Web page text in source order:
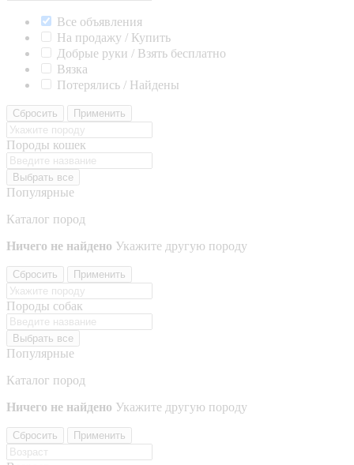
Все объявления
На продажу / Купить
Добрые руки / Взять бесплатно
Вязка
Потерялись / Найдены
Сбросить Применить
Породы кошек
Выбрать все
Популярные
Каталог пород
Ничего не найдено Укажите другую породу
Сбросить Применить
Породы собак
Выбрать все
Популярные
Каталог пород
Ничего не найдено Укажите другую породу
Сбросить Применить